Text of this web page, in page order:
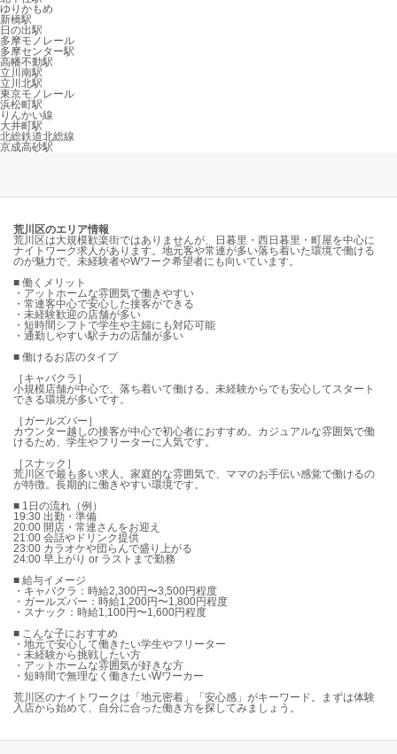
ゆりかもめ
新橋駅
日の出駅
多摩モノレール
多摩センター駅
高幡不動駅
立川南駅
立川北駅
東京モノレール
浜松町駅
りんかい線
大井町駅
北総鉄道北総線
京成高砂駅
荒川区のエリア情報
荒川区は大規模歓楽街ではありませんが、日暮里・西日暮里・町屋を中心に
ナイトワーク求人があります。地元客や常連が多い落ち着いた環境で働ける
のが魅力で、未経験者やWワーク希望者にも向いています。
■ 働くメリット
・アットホームな雰囲気で働きやすい
・常連客中心で安心した接客ができる
・未経験歓迎の店舗が多い
・短時間シフトで学生や主婦にも対応可能
・通勤しやすい駅チカの店舗が多い
■ 働けるお店のタイプ
［キャバクラ］
小規模店舗が中心で、落ち着いて働ける。未経験からでも安心してスタート
できる環境が多いです。
［ガールズバー］
カウンター越しの接客が中心で初心者におすすめ。カジュアルな雰囲気で働
けるため、学生やフリーターに人気です。
［スナック］
荒川区で最も多い求人。家庭的な雰囲気で、ママのお手伝い感覚で働けるの
が特徴。長期的に働きやすい環境です。
■ 1日の流れ（例）
19:30 出勤・準備
20:00 開店・常連さんをお迎え
21:00 会話やドリンク提供
23:00 カラオケや団らんで盛り上がる
24:00 早上がり or ラストまで勤務
■ 給与イメージ
・キャバクラ：時給2,300円〜3,500円程度
・ガールズバー：時給1,200円〜1,800円程度
・スナック：時給1,100円〜1,600円程度
■ こんな子におすすめ
・地元で安心して働きたい学生やフリーター
・未経験から挑戦したい方
・アットホームな雰囲気が好きな方
・短時間で無理なく働きたいWワーカー
荒川区のナイトワークは「地元密着」「安心感」がキーワード。まずは体験
入店から始めて、自分に合った働き方を探してみましょう。